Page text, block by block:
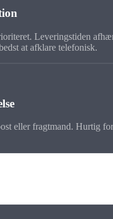
Leveringstiden
at afklare telefonisk.
eller fragtmand. Hurtig